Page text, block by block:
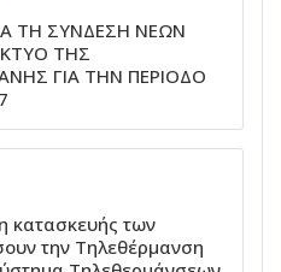
ΤΗ ΣΥΝΔΕΣΗ ΝΕΩΝ
ΤΗΣ
ΓΙΑ ΤΗΝ ΠΕΡΙΟΔΟ
κατασκευής των
την Τηλεθέρμανση